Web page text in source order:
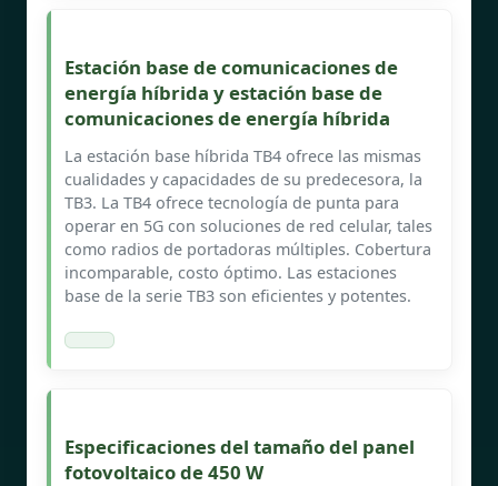
Estación base de comunicaciones de
energía híbrida y estación base de
comunicaciones de energía híbrida
La estación base híbrida TB4 ofrece las mismas
cualidades y capacidades de su predecesora, la
TB3. La TB4 ofrece tecnología de punta para
operar en 5G con soluciones de red celular, tales
como radios de portadoras múltiples. Cobertura
incomparable, costo óptimo. Las estaciones
base de la serie TB3 son eficientes y potentes.
Especificaciones del tamaño del panel
fotovoltaico de 450 W